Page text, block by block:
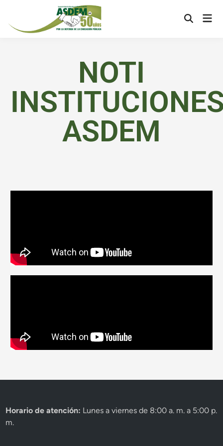
NOTI
ASDEM
Horario de atención: Lunes a viernes de 8:00 a. m. a 5:00 p.
m.